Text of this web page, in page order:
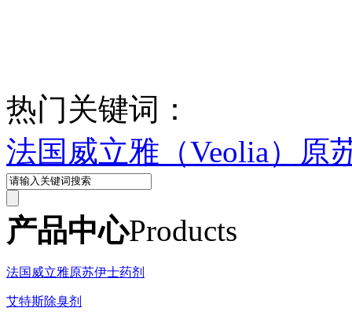
热门关键词：
法国威立雅（Veolia）原
产品中心Products
法国威立雅原苏伊士药剂
艾特斯除臭剂